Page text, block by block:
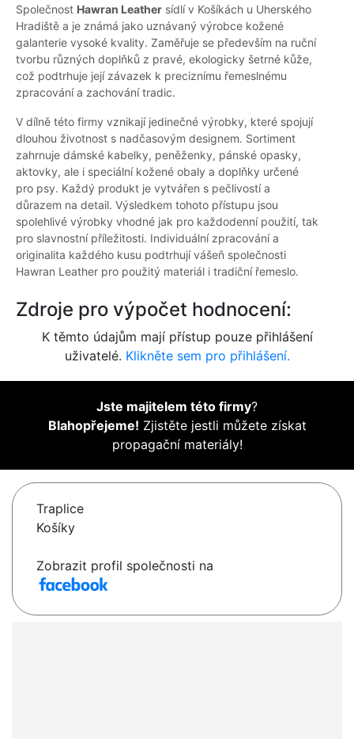
Společnost Hawran Leather sídlí v Košíkách u Uherského
Hradiště a je známá jako uznávaný výrobce kožené
galanterie vysoké kvality. Zaměřuje se především na ruční
tvorbu různých doplňků z pravé, ekologicky šetrné kůže,
což podtrhuje její závazek k preciznímu řemeslnému
zpracování a zachování tradic.
V dílně této firmy vznikají jedinečné výrobky, které spojují
dlouhou životnost s nadčasovým designem. Sortiment
zahrnuje dámské kabelky, peněženky, pánské opasky,
aktovky, ale i speciální kožené obaly a doplňky určené
pro psy. Každý produkt je vytvářen s pečlivostí a
důrazem na detail. Výsledkem tohoto přístupu jsou
spolehlivé výrobky vhodné jak pro každodenní použití, tak
pro slavnostní příležitosti. Individuální zpracování a
originalita každého kusu podtrhují vášeň společnosti
Hawran Leather pro použitý materiál i tradiční řemeslo.
Zdroje pro výpočet hodnocení:
K těmto údajům mají přístup pouze přihlášení
uživatelé. Klikněte sem pro přihlášení.
Jste majitelem této firmy?
Blahopřejeme! Zjistěte jestli můžete získat
propagační materiály!
Traplice
Košíky
Zobrazit profil společnosti na